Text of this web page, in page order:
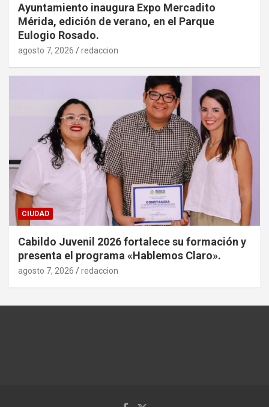
Ayuntamiento inaugura Expo Mercadito
Mérida, edición de verano, en el Parque
Eulogio Rosado.
agosto 7, 2026 redaccion
CIUDAD
Cabildo Juvenil 2026 fortalece su formación y
presenta el programa «Hablemos Claro».
agosto 7, 2026 redaccion